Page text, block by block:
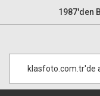
1987'den